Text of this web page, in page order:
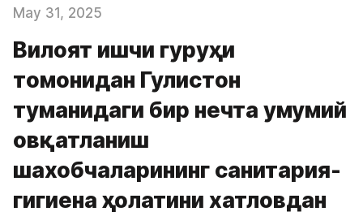
May 31, 2025
Вилоят ишчи гуруҳи
томонидан Гулистон
туманидаги бир нечта умумий
овқатланиш
шахобчаларининг санитария-
гигиена ҳолатини хатловдан